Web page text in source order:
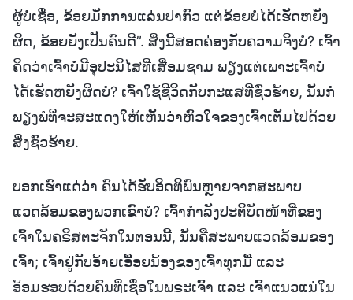
ຜູ້ບໍ່ເຊື່ອ, ຂ້ອຍມັກການແລ່ນປາກົວ ແຕ່ຂ້ອຍບໍ່ໄດ້ເຮັດຫຍັງ
ຜິດ, ຂ້ອຍຍັງເປັນຄົນດີ”. ສິ່ງນີ້ສອດຄ່ອງກັບຄວາມຈິງບໍ? ເຈົ້າ
ຄິດວ່າເຈົ້າບໍ່ມີອຸປະນິໄສທີ່ເສື່ອມຊາມ ພຽງແຕ່ເພາະເຈົ້າບໍ່
ໄດ້ເຮັດຫຍັງຜິດບໍ? ເຈົ້າໃຊ້ຊີວິດກັບກະແສທີ່ຊົ່ວຮ້າຍ, ນັ້ນກໍ
ພຽງພໍທີ່ຈະສະແດງໃຫ້ເຫັນວ່າຫົວໃຈຂອງເຈົ້າເຕັມໄປດ້ວຍ
ສິ່ງຊົ່ວຮ້າຍ.
ບອກເຮົາແດ່ວ່າ ຄົນໄດ້ຮັບອິດທິພົນຫຼາຍຈາກສະພາບ
ແວດລ້ອມຂອງພວກເຂົາບໍ? ເຈົ້າກຳລັງປະຕິບັດໜ້າທີ່ຂອງ
ເຈົ້າໃນຄຣິສຕະຈັກໃນຕອນນີ້, ນັ້ນຄືສະພາບແວດລ້ອມຂອງ
ເຈົ້າ; ເຈົ້າຢູ່ກັບອ້າຍເອື້ອຍນ້ອງຂອງເຈົ້າທຸກມື້ ແລະ
ອ້ອມຮອບດ້ວຍຄົນທີ່ເຊື່ອໃນພຣະເຈົ້າ ແລະ ເຈົ້າແນວແນ່ໃນ